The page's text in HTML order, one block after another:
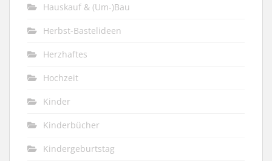
Hauskauf & (Um-)Bau
Herbst-Bastelideen
Herzhaftes
Hochzeit
Kinder
Kinderbücher
Kindergeburtstag